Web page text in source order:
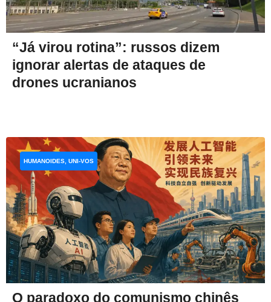
“Já virou rotina”: russos dizem
ignorar alertas de ataques de
drones ucranianos
O paradoxo do comunismo chinês
HUMANOIDES, UNI-VOS